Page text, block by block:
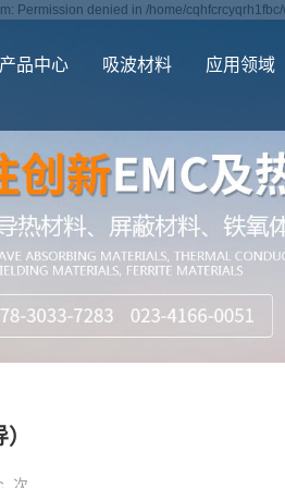
Permission denied in /home/
产品中心 吸波材料 应用领域